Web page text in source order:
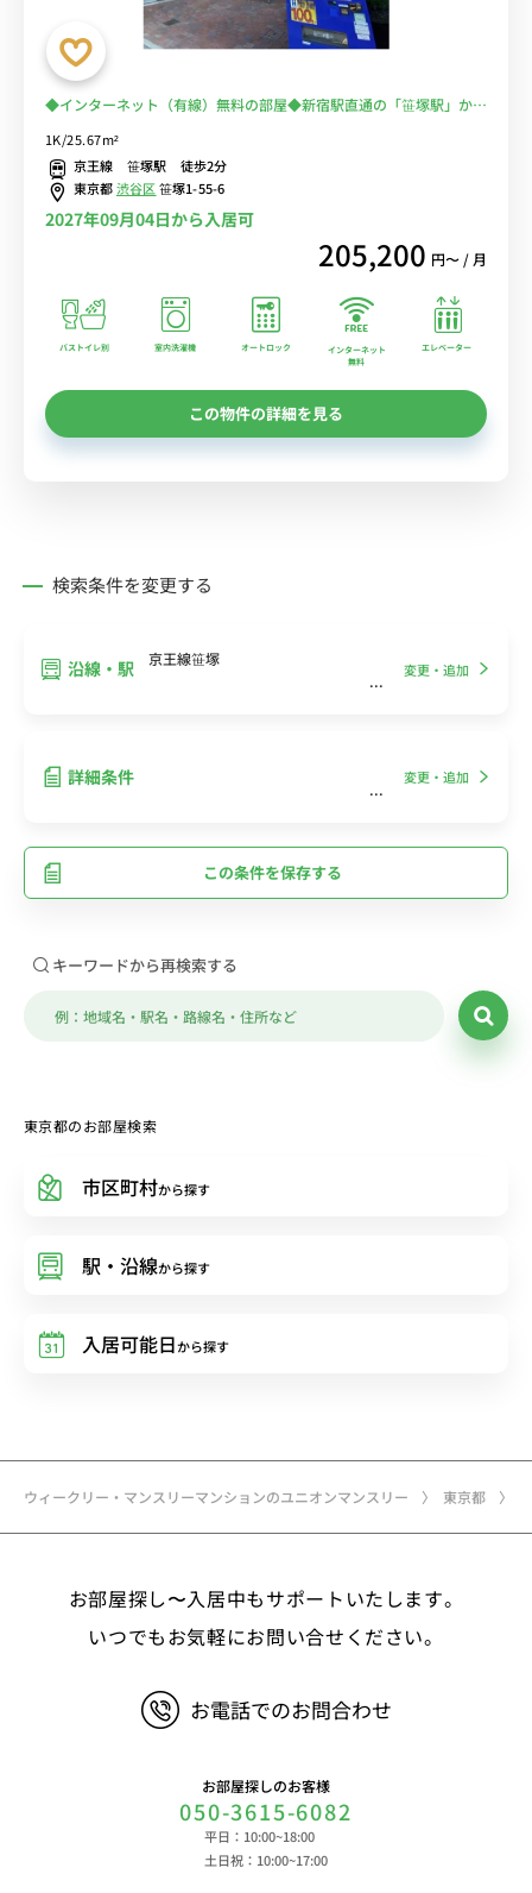
ウィークリー・マンスリーマンションのユニオンマンスリー 東京都
◆インターネット（有線）無料の部屋◆新宿駅直通の「笹塚駅」から
1K/25.67m²
京王線 笹塚駅 徒歩2分
東京都渋谷区笹塚1-55-6
2027年09月04日から入居可
205,200 円〜 / 月
バストイレ別 室内洗濯機 オートロック
インターネット
無料
エレベーター
この物件の詳細を見る
検索条件を変更する
沿線・駅 京王線笹塚
変更・追加
詳細条件 変更・追加
この条件を保存する
キーワードから再検索する
東京都のお部屋検索
市区町村から探す
駅・沿線から探す
入居可能日から探す
お部屋探し〜入居中もサポートいたします。
いつでもお気軽にお問い合せください。
お電話でのお問合わせ
お部屋探しのお客様
050-3615-6082
平日：10:00~18:00
土日祝：10:00~17:00